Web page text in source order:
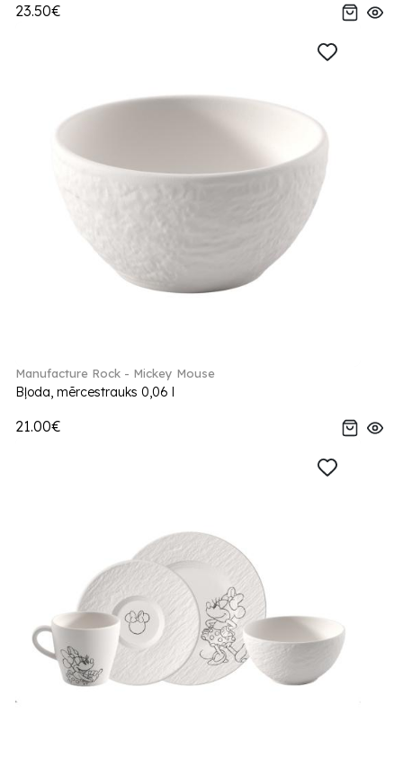
23.50€
Manufacture Rock - Mickey Mouse
Bļoda, mērcestrauks 0,06 l
21.00€